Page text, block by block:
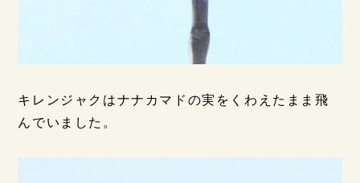
キレンジャクはナナカマドの実をくわえたまま飛
んでいました。